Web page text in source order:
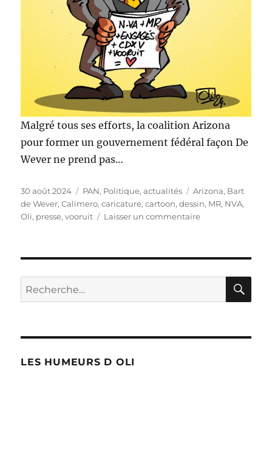
Malgré tous ses efforts, la coalition Arizona
pour former un gouvernement fédéral façon De
Wever ne prend pas…
Publié
le
30 août 2024 Catégories
PAN, Politique, actualités Étiquettes
Arizona, Bart
de Wever,Calimero,caricature,cartoon,dessin, MR, NVA,
Oli, presse,vooruit Laisser un commentairesur
ne
pas…
Recherche
pour :
LES HUMEURS D OLI